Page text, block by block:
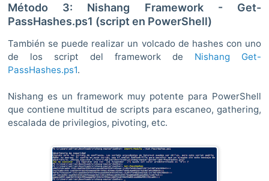
Método 3: Nishang Framework - Get-
PassHashes.ps1 (script en PowerShell)
También se puede realizar un volcado de hashes con uno
de los script del framework de Nishang
Get-
PassHashes.ps1.
Nishang es un framework muy potente para PowerShell
que contiene multitud de scripts para escaneo, gathering,
escalada de privilegios, pivoting, etc.